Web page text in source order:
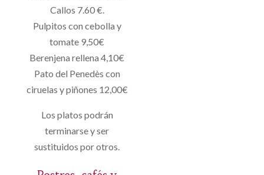
Callos 7.60 €.
Pulpitos con cebolla y
tomate 9,50€
Berenjena rellena 4,10€
Pato del Penedès con
ciruelas y piñones 12,00€
Los platos podrán
terminarse y ser
sustituidos por otros.